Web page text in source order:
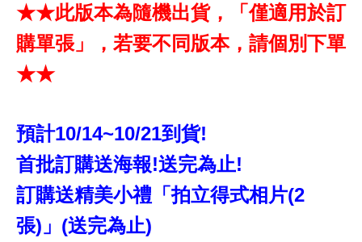
★★此版本為隨機出貨，「僅適用於訂
購單張」，若要不同版本，請個別下單
★★
預計10/14~10/21到貨!
首批訂購送海報!送完為止!
訂購送精美小禮「拍立得式相片(2
張)」(送完為止)